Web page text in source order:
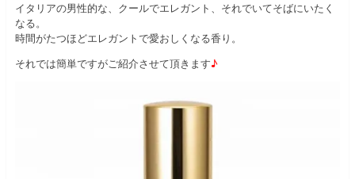
イタリアの男性的な、クールでエレガント、それでいてそばにいたく
なる。
時間がたつほどエレガントで愛おしくなる香り。
それでは簡単ですがご紹介させて頂きます♪